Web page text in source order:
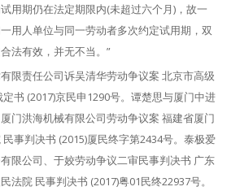
用期仍在法定期限内(未超过六个月)，故一
用人单位与同一劳动者多次约定试用期，双
法有效，并无不当。”
限责任公司诉吴清华劳动争议案 北京市高级
书 (2017)京民申1290号。谭楚思与厦门中进
门洪海机械有限公司劳动争议案 福建省厦门
事判决书 (2015)厦民终字第2434号。泰极爱
限公司、于姣劳动争议二审民事判决书 广东
法院 民事判决书 (2017)粤01民终22937号。